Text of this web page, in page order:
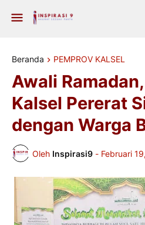
Beranda PEMPROV KALSEL
Awali
Kalsel Pererat
dengan Warga
Oleh Inspirasi9 - Februari